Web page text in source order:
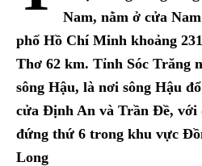
Nam, nằm ở cửa
phố Hồ Chí Minh khoảng
Thơ 62 km. Tỉnh Sóc Trăng
sông Hậu, là nơi sông Hậu
cửa Định An và Trần Đề, với
đứng thứ 6 trong khu vực
Long